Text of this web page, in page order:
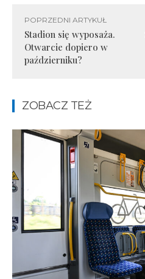
POPRZEDNI ARTYKUŁ
Stadion się wyposaża.
Otwarcie dopiero w
październiku?
ZOBACZ TEŻ